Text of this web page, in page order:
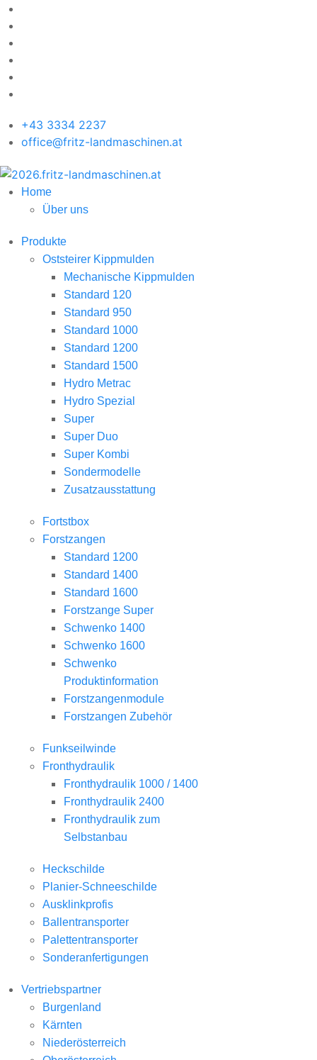
+43 3334 2237
office@fritz-landmaschinen.at
Home
Über uns
Produkte
Oststeirer Kippmulden
Mechanische Kippmulden
Standard 120
Standard 950
Standard 1000
Standard 1200
Standard 1500
Hydro Metrac
Hydro Spezial
Super
Super Duo
Super Kombi
Sondermodelle
Zusatzausstattung
Fortstbox
Forstzangen
Standard 1200
Standard 1400
Standard 1600
Forstzange Super
Schwenko 1400
Schwenko 1600
Schwenko
Produktinformation
Forstzangenmodule
Forstzangen Zubehör
Funkseilwinde
Fronthydraulik
Fronthydraulik 1000 / 1400
Fronthydraulik 2400
Fronthydraulik zum
Selbstanbau
Heckschilde
Planier-Schneeschilde
Ausklinkprofis
Ballentransporter
Palettentransporter
Sonderanfertigungen
Vertriebspartner
Burgenland
Kärnten
Niederösterreich